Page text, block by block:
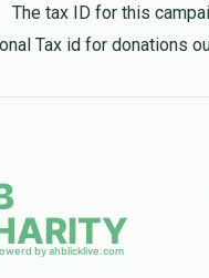
The tax ID for this
Tax id for donations